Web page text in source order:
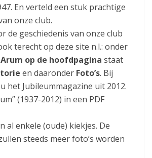
En verteld een stuk prachtige
onze club.
de geschiedenis van onze club
terecht op deze site n.l.: onder
op de hoofdpagina staat
en daaronder Foto’s. Bij
het Jubileummagazine uit 2012.
(1937-2012) in een PDF
al enkele (oude) kiekjes. De
steeds meer foto’s worden